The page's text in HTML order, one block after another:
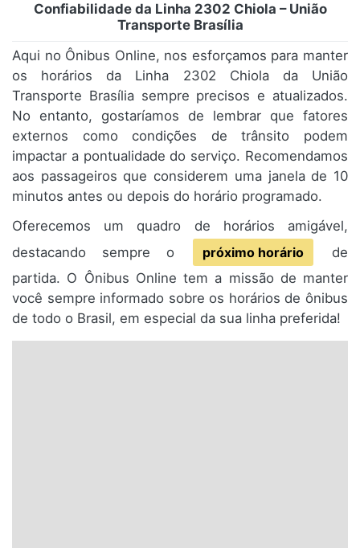
Confiabilidade da Linha 2302 Chiola – União
Transporte Brasília
Aqui no Ônibus Online, nos esforçamos para manter
os horários da Linha 2302 Chiola da União
Transporte Brasília sempre precisos e atualizados.
No entanto, gostaríamos de lembrar que fatores
externos como condições de trânsito podem
impactar a pontualidade do serviço. Recomendamos
aos passageiros que considerem uma janela de 10
minutos antes ou depois do horário programado.
Oferecemos um quadro de horários amigável,
destacando sempre o
próximo horário
de
partida. O Ônibus Online tem a missão de manter
você sempre informado sobre os horários de ônibus
de todo o Brasil, em especial da sua linha preferida!